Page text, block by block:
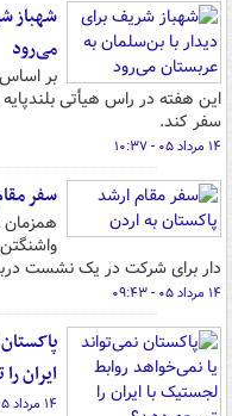
شهباز
می‌رود
بر
این هفته در راس هیأتی
سفر کند.
۱۴ مرداد ۰۵ - ۱۰:۳۷
سفر
همزمان
دار برای شرکت در یک نشست
۱۴ مرداد ۰۵ - ۰۹:۴۳
ایران
۱۴ مرداد ۰۵ - ۰۱:۴۸